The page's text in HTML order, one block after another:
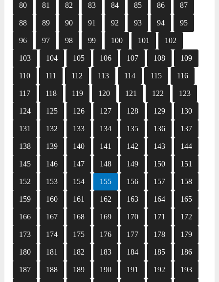
80 81 82 83 84 85 86 87
88 89 90 91 92 93 94 95
96 97 98 99 100 101 102
103 104 105 106 107 108 109
110 111 112 113 114 115 116
117 118 119 120 121 122 123
124 125 126 127 128 129 130
131 132 133 134 135 136 137
138 139 140 141 142 143 144
145 146 147 148 149 150 151
152 153 154 155 156 157 158
159 160 161 162 163 164 165
166 167 168 169 170 171 172
173 174 175 176 177 178 179
180 181 182 183 184 185 186
187 188 189 190 191 192 193